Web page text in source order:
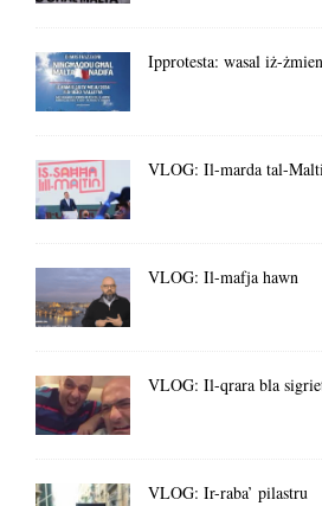
Ipprotesta: wasal iż-żmien
VLOG: Il-marda tal-
VLOG: Il-mafja hawn
VLOG: Il-qrara bla
VLOG: Ir-raba’ pilastru